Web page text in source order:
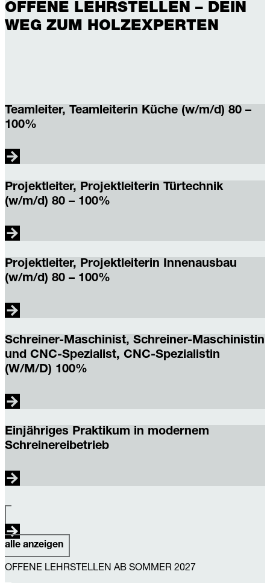
OFFENE LEHRSTELLEN – DEIN
WEG ZUM HOLZEXPERTEN
Teamleiter, Teamleiterin Küche (w/m/d) 80 –
100%
Teamleiterin
Küche
(w/m/d)
–
100%
Projektleiter, Projektleiterin Türtechnik
(w/m/d) 80 – 100%
Projektleiterin
Türtechnik
(w/m/d)
100%
Projektleiter, Projektleiterin Innenausbau
(w/m/d) 80 – 100%
Projektleiterin
(w/m/d)
80
100%
Schreiner-Maschinist, Schreiner-Maschinistin
und CNC-Spezialist, CNC-Spezialistin
(W/M/D) 100%
Maschinist,
Schreiner-
Maschinistin
CNC-
Spezialist,
(W/M/D)
100%
Einjähriges Praktikum in modernem
Schreinereibetrieb
Praktikum
modernem
Schreinereibetrieb
alle anzeigen
OFFENE LEHRSTELLEN AB SOMMER 2027